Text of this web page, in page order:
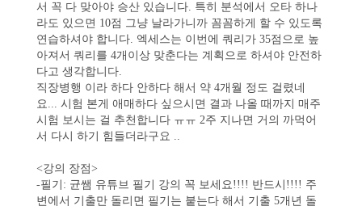
서 꼭 다 맞아야 승산 있습니다. 특히 분석에서 오타 하나
라도 있으면 10점 그냥 날라가니까 꼼꼼하게 할 수 있도록
연습하셔야 합니다. 엑세스는 이번에 쿼리가 35점으로 높
아져서 쿼리를 4개이상 맞춘다는 계획으로 하셔야 안전하
다고 생각합니다.
직장병행 이라 하다 안하다 해서 약 4개월 정도 걸렸네
요... 시험 본게 애매하다 싶으시면 결과 나올 때까지 매주
시험 보시는 걸 추천합니다 ㅠㅠ 2주 지나면 거의 까먹어
서 다시 하기 힘들더라구요 ..
<강의 장점>
-필기: 균쌤 유튜브 필기 강의 꼭 보세요!!!! 반드시!!!! 주
변에서 기출만 돌리면 필기는 붙는다 해서 기출 5개년 돌